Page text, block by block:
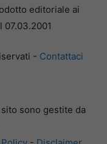
editoriale ai
07.03.2001
- Contattaci
sono gestite da